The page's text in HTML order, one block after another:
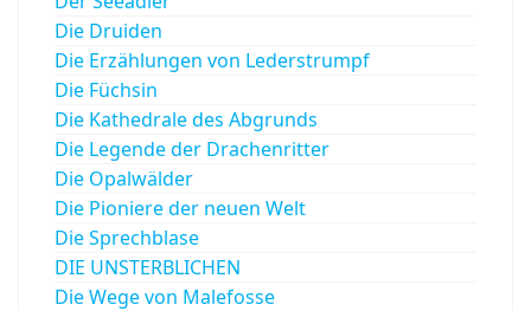
Die Druiden
Die Erzählungen von Lederstrumpf
Die Füchsin
Die Kathedrale des Abgrunds
Die Legende der Drachenritter
Die Opalwälder
Die Pioniere der neuen Welt
Die Sprechblase
DIE UNSTERBLICHEN
Die Wege von Malefosse